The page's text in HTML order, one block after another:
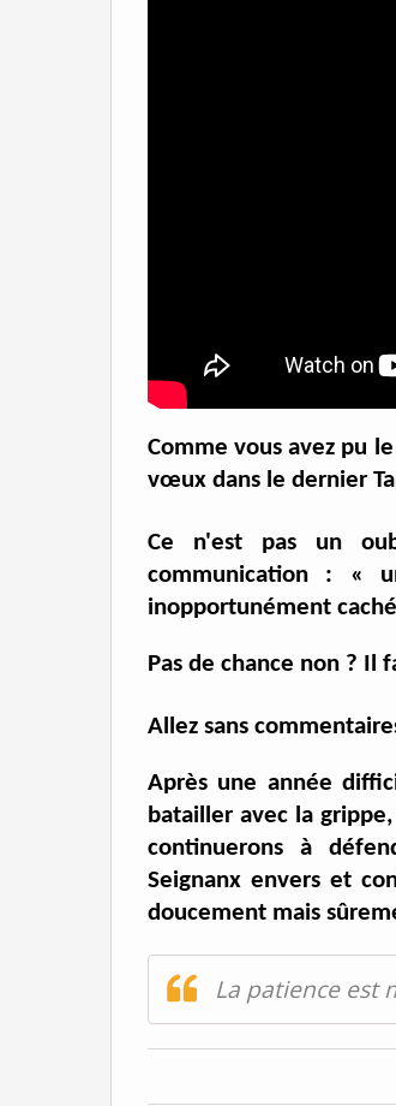
Comme vous avez pu
vœux dans le dernier
Ce n'est pas un
communication : «
inopportunément
Pas de chance non ? Il
Allez sans
Après une année
batailler avec la
continuerons à
Seignanx envers et
doucement mais
La patience est